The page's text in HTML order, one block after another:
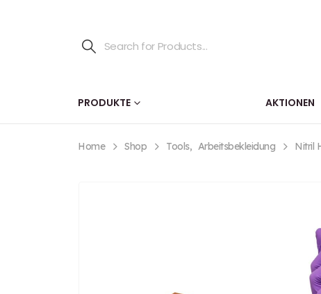
PRODUKTE AKTIONEN
Home Shop Tools, Arbeitsbekleidung Nitril